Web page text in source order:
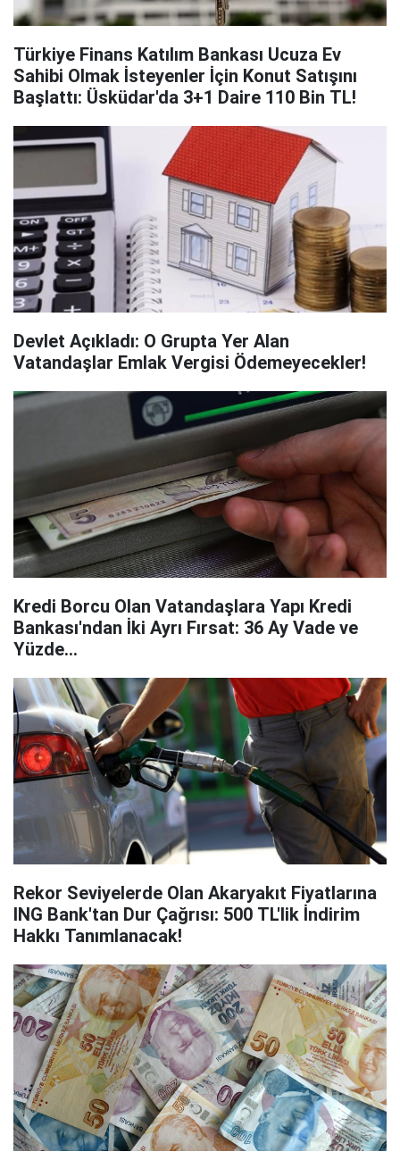
Türkiye Finans Katılım Bankası Ucuza Ev
Sahibi Olmak İsteyenler İçin Konut Satışını
Başlattı: Üsküdar'da 3+1 Daire 110 Bin TL!
Devlet Açıkladı: O Grupta Yer Alan
Vatandaşlar Emlak Vergisi Ödemeyecekler!
Kredi Borcu Olan Vatandaşlara Yapı Kredi
Bankası'ndan İki Ayrı Fırsat: 36 Ay Vade ve
Yüzde...
Rekor Seviyelerde Olan Akaryakıt Fiyatlarına
ING Bank'tan Dur Çağrısı: 500 TL'lik İndirim
Hakkı Tanımlanacak!